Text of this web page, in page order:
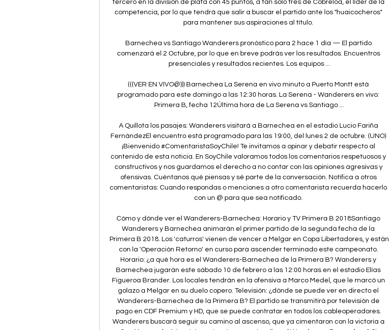
tercero en la división de plata con 45 puntos, a tan solo tres de Cobreloa, el líder de la
competencia, por lo que tendrá que salir a buscar el partido ante los "huaicocheros"
para mantener sus aspiraciones al título.
Barnechea vs Santiago Wanderers pronóstico para 2 hace 1 día — El partido
comenzará el 2 Octubre, por lo que en breve podrás ver los resultados. Encuentros
presenciales y resultados recientes. Los equipos ...
(((VER EN VIVO@))) Barnechea La Serena en vivo minuto a Puerto Montt está
programado para este domingo a las 12:30 horas. La Serena - Wanderers en vivo:
Primera B, fecha 12Última hora de La Serena vs Santiago ...
A Quillota los pasajes: Wanderers visitará a Barnechea en el estadio Lucio Fariña
FernándezEl encuentro está programado para las 19:00, del lunes 2 de octubre. (UNO)
¡Bienvenido #ComentaristaSoyChile! Te invitamos a opinar y debatir respecto al
contenido de esta noticia. En SoyChile valoramos todos los comentarios respetuosos y
constructivos y nos guardamos el derecho a no contar con las opiniones agresivas y
ofensivas. Cuéntanos qué piensas y sé parte de la conversación. Notifica a otros
comentaristas: Cuando respondas o menciones a otro comentarista recuerda hacerlo
con un @ para que sea notificado.
Cómo y dónde ver el Wanderers-Barnechea: Horario y TV Primera B 2018Santiago
Wanderers y Barnechea animarán el primer partido de la segunda fecha de la
Primera B 2018. Los 'caturros' vienen de vencer a Melgar en Copa Libertadores, y están
con la 'Operación Retorno' en curso para ascender terminado este campeonato.
Horario: ¿a qué hora es el Wanderers-Barnechea de la Primera B? Wanderers y
Barnechea jugarán este sábado 10 de febrero a las 12:00 horas en el estadio Elías
Figueroa Brander. Los locales tendrán en la ofensiva a Marco Medel, que le marcó un
golazo a Melgar en su duelo copero. Televisión: ¿dónde se puede ver en directo el
Wanderers-Barnechea de la Primera B? El partido se transmitirá por televisión de
pago en CDF Premium y HD, que se puede contratar en todos los cableoperadores.
Wanderers buscará seguir su camino al ascenso, que ya cimentaron con la victoria a